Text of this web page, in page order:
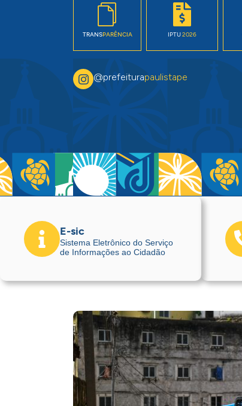
TRANSPARÊNCIA IPTU2026
@prefeiturapaulistape
E-sic
Sistema Eletrônico do Serviço
de Informações ao Cidadão